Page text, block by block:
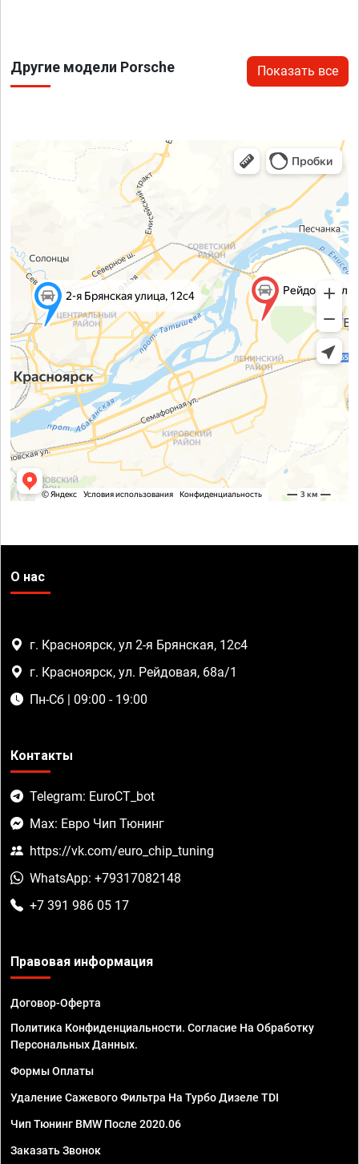
Другие модели Porsche Показать все
О нас
г. Красноярск, ул 2-я Брянская, 12с4
г. Красноярск, ул. Рейдовая, 68а/1
Пн-Сб | 09:00 - 19:00
Контакты
Telegram: EuroCT_bot
Max: Евро Чип Тюнинг
https://vk.com/euro_chip_tuning
WhatsApp: +79317082148
+7 391 986 05 17
Правовая информация
Договор-Оферта
Политика Конфиденциальности. Согласие На Обработку
Персональных Данных.
Формы Оплаты
Удаление Сажевого Фильтра На Турбо Дизеле TDI
Чип Тюнинг BMW После 2020.06
Заказать Звонок